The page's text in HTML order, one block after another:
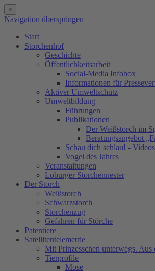
×
Navigation überspringen
Start
Storchenhof
Geschichte
Öffentlichkeitsarbeit
Social-Media Infobox
Informationen für
Aktiver Umweltschutz
Umweltbildung
Führungen
Publikationen
Der Weißstorch im
Beratungsangebot
Schau dich schlau! - Videos
Vogel des Jahres
Veranstaltungen
Loburger Storchennester
Der Storch
Weißstorch
Schwarzstorch
Storchenzug
Gefahren für Störche
Patentiere
Satellitentelemetrie
Mit Prinzesschen unterwegs.
Tierprofile
Mose